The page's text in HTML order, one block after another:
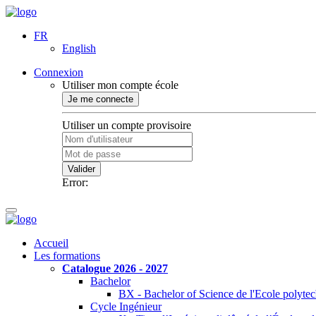
FR
English
Connexion
Utiliser mon compte école
Je me connecte
Utiliser un compte provisoire
Valider
Error:
Accueil
Les formations
Catalogue 2026 - 2027
Bachelor
BX - Bachelor of Science de l'Ecole
Cycle Ingénieur